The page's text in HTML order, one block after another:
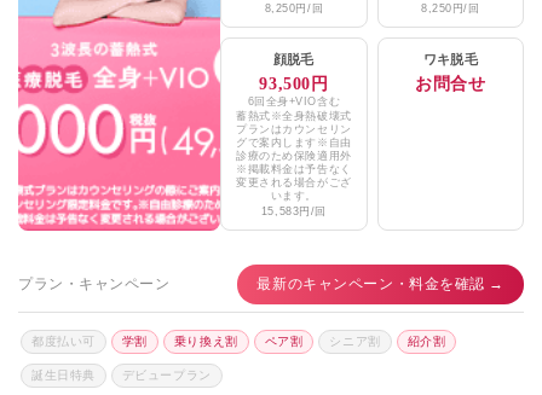
レジーナクリニックオム天神院 ★4.7 / 5（515件）
湘南美容クリニック福岡院 ★4.5 / 5（1,351件）
メンズリゼ福岡天神西通り院
フレイアクリニック 福岡天神院
メンズルシア福岡天神院
ゴリラクリニック福岡天神院 ★4.0 / 5（128件）
あおばクリニック福岡天神院 ★3.6 / 5（50件）
アール脱毛クリニック
8,250円/回
8,250円/回
顔脱毛
93,500円
6回全身+VIO含む
蓄熱式※全身熱破壊式
プランはカウンセリン
グで案内します※自由
診療のため保険適用外
※掲載料金は予告なく
変更される場合がござ
います。
15,583円/回
ワキ脱毛
お問合せ
プラン・キャンペーン 最新のキャンペーン・料金を確認 →
都度払い可 学割 乗り換え割 ペア割 シニア割 紹介割
誕生日特典 デビュープラン